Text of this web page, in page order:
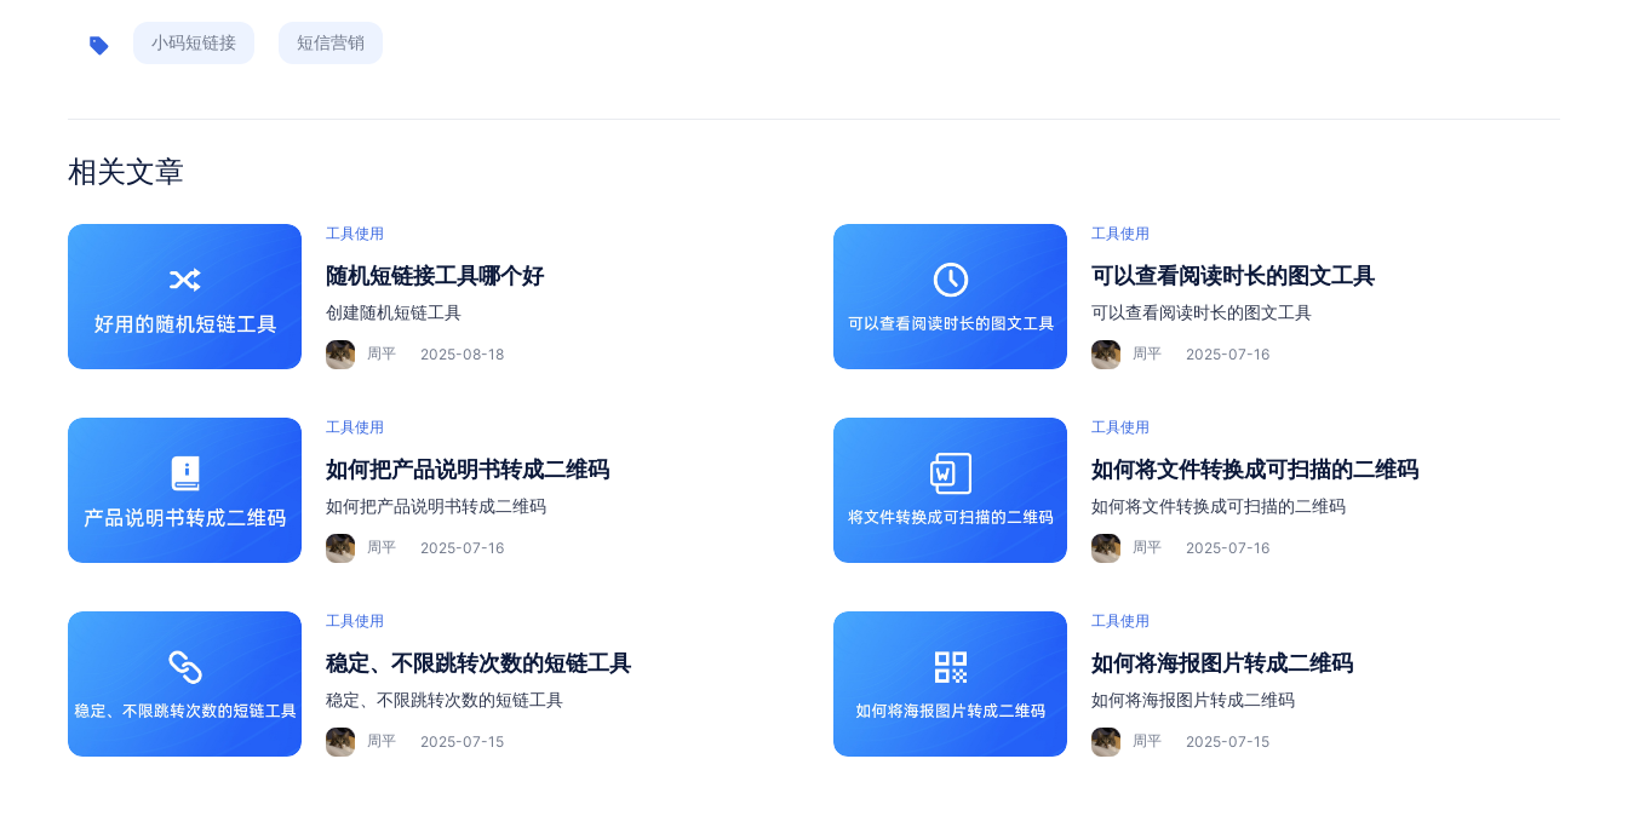
小码短链接 短信营销
相关文章
工具使用
随机短链接工具哪个好
创建随机短链工具
周平 2025-08-18
工具使用
可以查看阅读时长的图文工具
可以查看阅读时长的图文工具
周平 2025-07-16
工具使用
如何把产品说明书转成二维码
如何把产品说明书转成二维码
周平 2025-07-16
工具使用
如何将文件转换成可扫描的二维码
如何将文件转换成可扫描的二维码
周平 2025-07-16
工具使用
稳定、不限跳转次数的短链工具
稳定、不限跳转次数的短链工具
周平 2025-07-15
工具使用
如何将海报图片转成二维码
如何将海报图片转成二维码
周平 2025-07-15